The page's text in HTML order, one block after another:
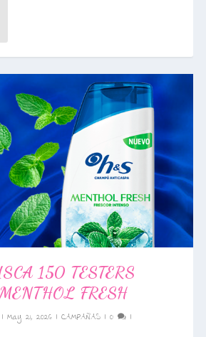
150 TESTERS
FRESH
|May 21, 2026 |CAMPAÑAS |0 |